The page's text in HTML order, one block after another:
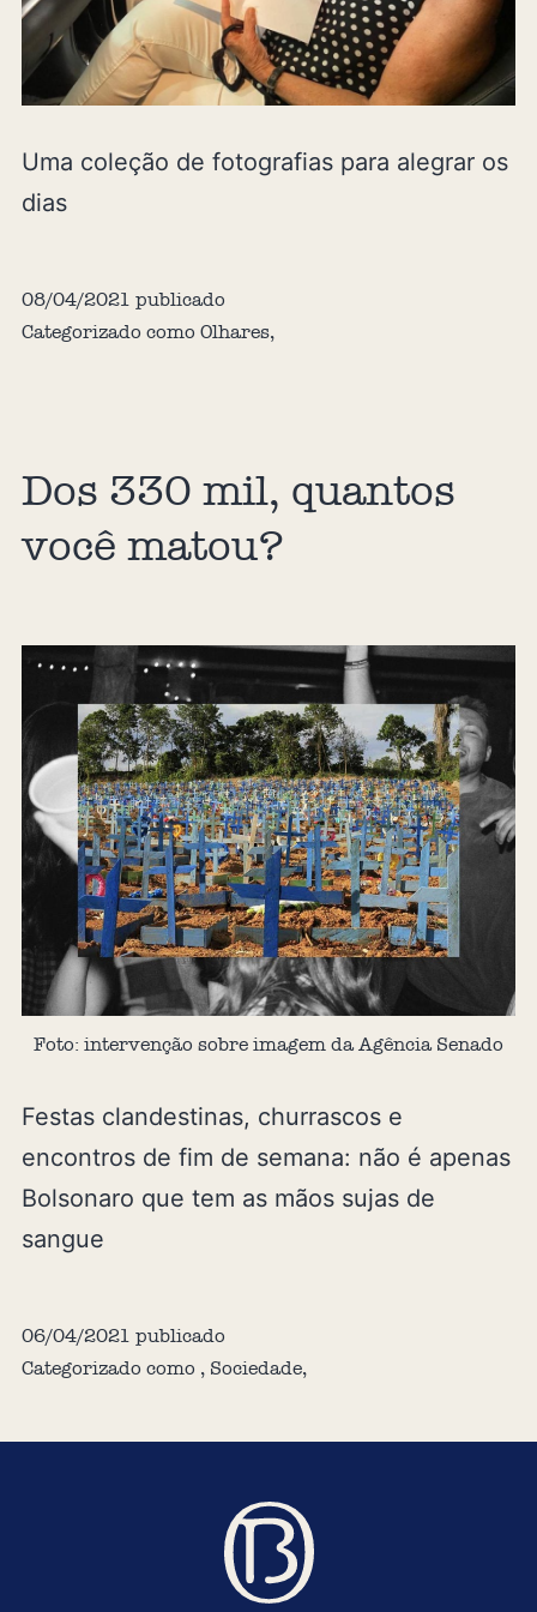
Uma coleção de fotografias para alegrar os
dias
08/04/2021 publicado
Categorizado como Olhares,
Dos 330 mil, quantos
você matou?
Foto: intervenção sobre imagem da Agência Senado
Festas clandestinas, churrascos e
encontros de fim de semana: não é apenas
Bolsonaro que tem as mãos sujas de
sangue
06/04/2021 publicado
Categorizado como , Sociedade,